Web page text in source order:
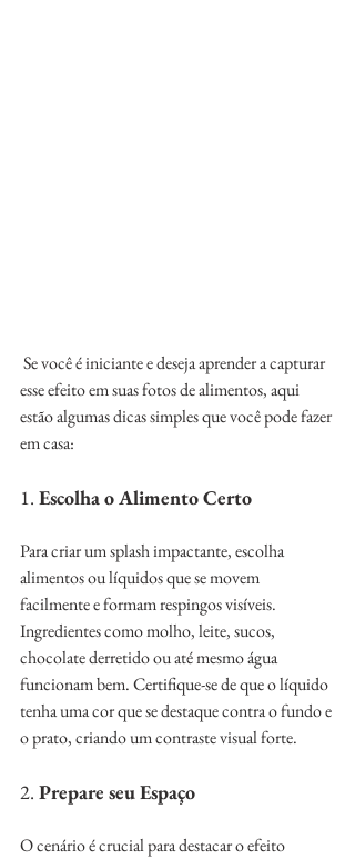
esse efeito em suas fotos de alimentos, aqui
estão algumas dicas simples que você pode fazer
em casa:
1. Escolha o Alimento Certo
Para criar um splash impactante, escolha
alimentos ou líquidos que se movem
facilmente e formam respingos visíveis.
Ingredientes como molho, leite, sucos,
chocolate derretido ou até mesmo água
funcionam bem. Certifique-se de que o líquido
tenha uma cor que se destaque contra o fundo e
o prato, criando um contraste visual forte.
2. Prepare seu Espaço
O cenário é crucial para destacar o efeito